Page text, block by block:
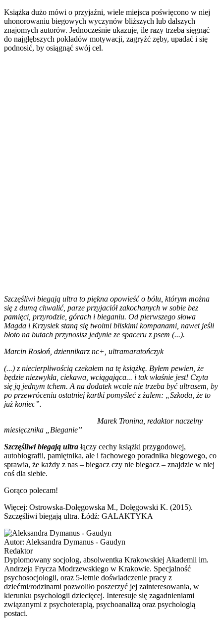
Książka dużo mówi o przyjaźni, wiele miejsca poświęcono w niej
uhonorowaniu biegowych wyczynów bliższych lub dalszych
znajomych autorów. Jednocześnie ukazuje, ile razy trzeba sięgnąć
do najgłębszych pokładów motywacji, zagryźć zęby, upadać i się
podnosić, by osiągnąć swój cel.
Szczęśliwi biegają ultra to piękna opowieść o bólu, którym można
się z dumą chwalić, parze przyjaciół zakochanych w sobie bez
pamięci, przyrodzie, górach i bieganiu. Od pierwszego słowa
Magda i Krzysiek staną się twoimi bliskimi kompanami, nawet jeśli
błoto na butach przynosisz jedynie ze spaceru z psem (...).
Marcin Rosłoń, dziennikarz nc+, ultramaratończyk
(...) z niecierpliwością czekałem na tę książkę. Byłem pewien, że
będzie niezwykła, ciekawa, wciągająca... i tak właśnie jest! Czyta
się ją jednym tchem. A na dodatek wcale nie trzeba być ultrasem, by
po przewróceniu ostatniej kartki pomyśleć z żalem: „Szkoda, że to
już koniec”.
Marek Tronina, redaktor naczelny
miesięcznika „Bieganie”
Szczęśliwi biegają ultra łączy cechy książki przygodowej,
autobiografii, pamiętnika, ale i fachowego poradnika biegowego, co
sprawia, że każdy z nas – biegacz czy nie biegacz – znajdzie w niej
coś dla siebie.
Gorąco polecam!
Więcej: Ostrowska-Dołęgowska M., Dołęgowski K. (2015).
Szczęśliwi biegają ultra. Łódź: GALAKTYKA
Autor: Aleksandra Dymanus - Gaudyn
Redaktor
Dyplomowany socjolog, absolwentka Krakowskiej Akademii im.
Andrzeja Frycza Modrzewskiego w Krakowie. Specjalność
psychosocjologii, oraz 5-letnie doświadczenie pracy z
dziećmi/rodzinami pozwoliło poszerzyć jej zainteresowania, w
kierunku psychologii dziecięcej. Interesuje się zagadnieniami
związanymi z psychoterapią, psychoanalizą oraz psychologią
postaci.